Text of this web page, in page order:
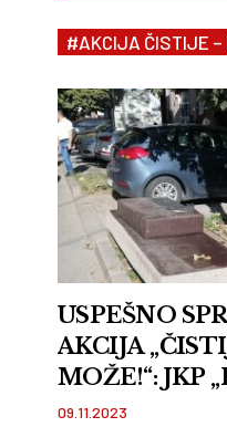
#AKCIJA ČISTIJE –
USPEŠNO
AKCIJA
MOŽE!“: JKP
uklonilo 1.050
09.11.2023